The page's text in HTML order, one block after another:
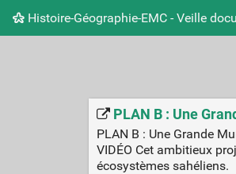
Histoire-Géographie-EMC - Veille
PLAN B : Une
PLAN B : Une Grande
VIDÉO Cet ambitieux
écosystèmes sahéliens.